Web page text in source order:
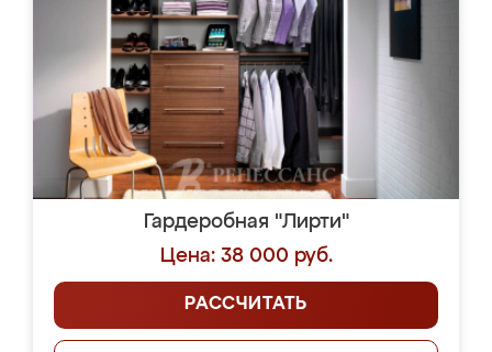
Гардеробная "Лирти"
Цена: 38 000 руб.
РАССЧИТАТЬ